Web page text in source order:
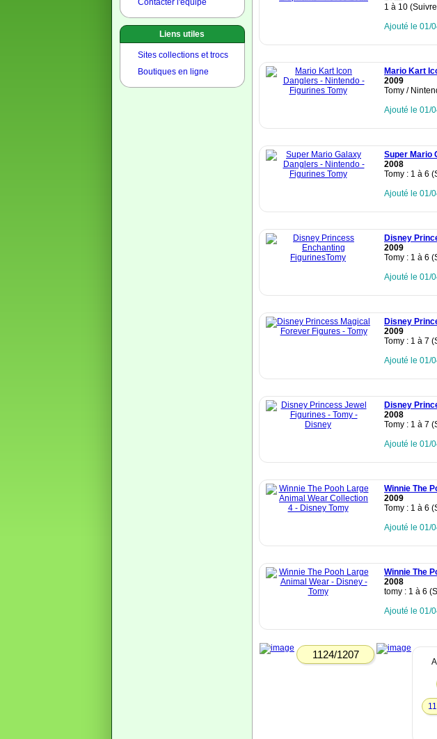
Contacter l'équipe
Liens utiles
Sites collections et trocs
Boutiques en ligne
1 à 10
Ajouté le 01/
Mario Kart
2009
Tomy /
Ajouté le 01/
Super Mario
2008
Tomy : 1 à 6
Ajouté le 01/
Disney
2009
Tomy : 1 à 6
Ajouté le 01/
Disney
2009
Tomy : 1 à 7
Ajouté le 01/
Disney
2008
Tomy : 1 à 7
Ajouté le 01/
Winnie The
2009
Tomy : 1 à 6
Ajouté le 01/
Winnie The
2008
tomy : 1 à 6
Ajouté le 01/
1124/1207